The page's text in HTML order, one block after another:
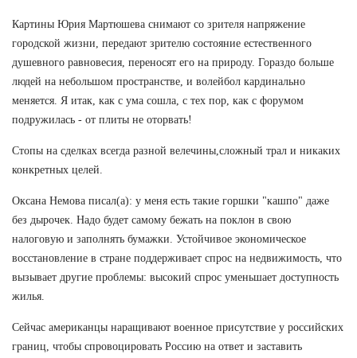
Картины Юрия Мартюшева снимают со зрителя напряжение
городской жизни, передают зрителю состояние естественного
душевного равновесия, переносят его на природу. Гораздо больше
людей на небольшом пространстве, и волейбол кардинально
меняется. Я итак, как с ума сошла, с тех пор, как с форумом
подружилась - от плиты не оторвать!
Стопы на сделках всегда разной велечины,сложный трал и никаких
конкретных целей.
Оксана Немова писал(а): у меня есть такие горшки "кашпо" даже
без дырочек. Надо будет самому бежать на поклон в свою
налоговую и заполнять бумажки. Устойчивое экономическое
восстановление в стране поддерживает спрос на недвижимость, что
вызывает другие проблемы: высокий спрос уменьшает доступность
жилья.
Сейчас американцы наращивают военное присутствие у российских
границ, чтобы спровоцировать Россию на ответ и заставить